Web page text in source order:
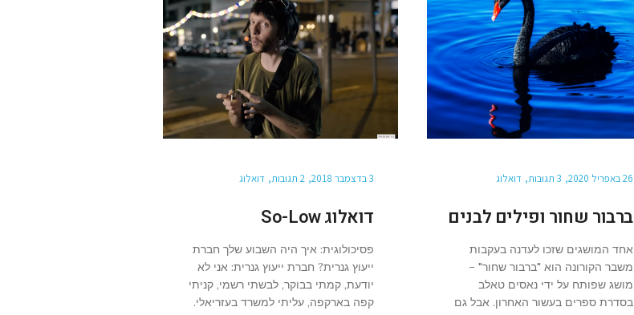
26 באפריל 2020 3 תגובות דואלוג
ברבור שחור ופילים לבנים
אחד המושגים שזכו לעדנה בעקבות
משבר הקורונה הוא "ברבור שחור" –
מושג שפותח על ידי נאסים טאלב
בסדרת ספרים בעשור האחרון. אבל גם
3 בדצמבר 2018 2 תגובות דואלוג
דואלוג So-Low
פסיכולוגית: איך היה השבוע שלך חברת
ייעוץ גנרית? חברת ייעוץ גנרית: אני לא
יודעת, קמתי בבוקר, לבשתי רשמי, קניתי
קפה בארקפה, עליתי למשרד בעזריאלי.